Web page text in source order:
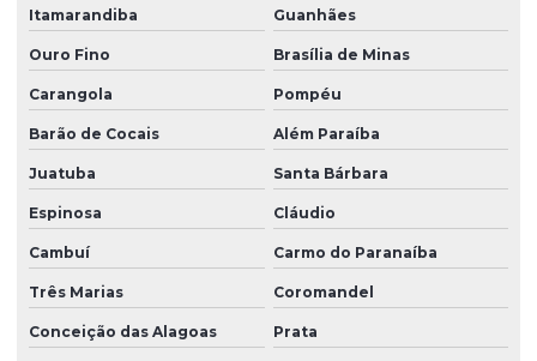
Itamarandiba Guanhães
Ouro Fino Brasília de Minas
Carangola Pompéu
Barão de Cocais Além Paraíba
Juatuba Santa Bárbara
Espinosa Cláudio
Cambuí Carmo do Paranaíba
Três Marias Coromandel
Conceição das Alagoas Prata